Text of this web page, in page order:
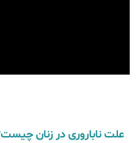
علت ناباروری در زنان